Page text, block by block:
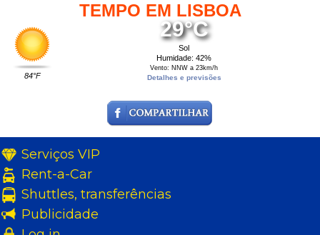
TEMPO EM LISBOA
84°F
29°C
Sol
Humidade: 42%
Vento: NNW a 23km/h
Detalhes e previsões
Serviços VIP
Rent-a-Car
Shuttles, transferências
Publicidade